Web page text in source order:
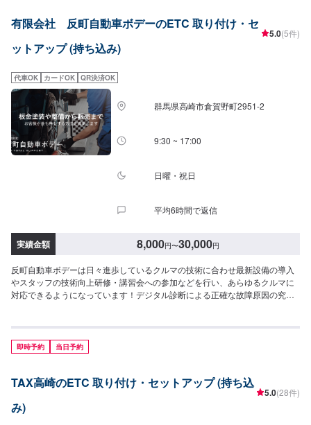
有限会社 反町自動車ボデーのETC 取り付け・セ
ットアップ (持ち込み)
5.0(5件)
代車OK カードOK QR決済OK
群馬県高崎市倉賀野町2951‐2
9:30 ~ 17:00
日曜・祝日
平均6時間で返信
実績金額 8,000円〜30,000円
反町自動車ボデーは日々進歩しているクルマの技術に合わせ最新設備の導入
やスタッフの技術向上研修・講習会への参加などを行い、あらゆるクルマに
対応できるようになっています！デジタル診断による正確な故障原因の究明
備士による点検・メンテナンス、クルマのパーツ交換や取り付け・カスタム
など様々なサービスを展開しており、すべてにおいてクルマに精通したスタ
ッフよりお客様へ丁寧な説明を行うことを心がけています。-----------------------
見積りにご納得いただければ作業開始【4】仕上がり次第納車〈納期につい
て〉通常1~2日程度で納車いたします！車種や状態などにより作業内容が異
なる場合、納期が表示目安より変更となる場合がございます。〈ETC車載器
即時予約 当日予約
TAX高崎のETC 取り付け・セットアップ (持ち込
み)
5.0(28件)